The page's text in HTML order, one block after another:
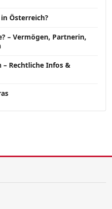
Österreich?
– Vermögen, Partnerin,
Rechtliche Infos &